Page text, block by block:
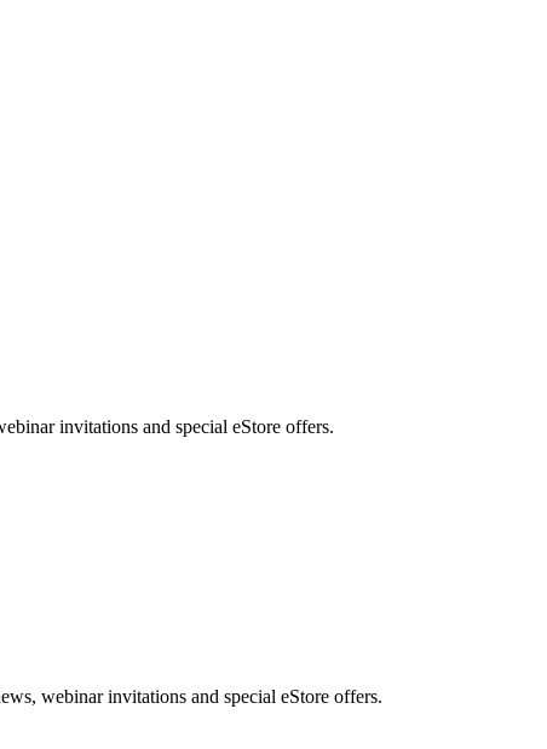
invitations and special eStore offers.
webinar invitations and special eStore offers.